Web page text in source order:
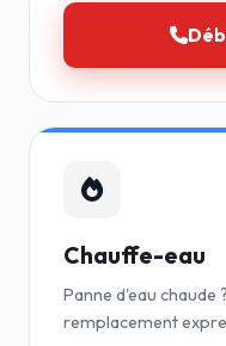
Chauffe-eau
Panne d'eau
remplacement